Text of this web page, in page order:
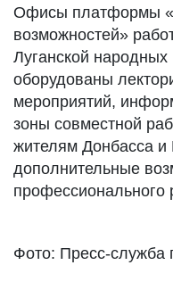
Офисы платформы
возможностей»
Луганской
оборудованы
мероприятий,
зоны совместной
жителям Донбасса и
дополнительные
профессионального
Фото: Пресс-служба